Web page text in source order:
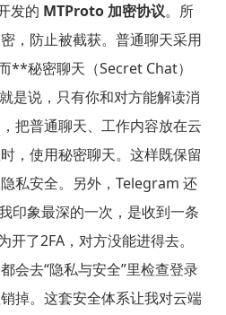
发的 MTProto 加密协议。所
，防止被截获。普通聊天采用
**秘密聊天（Secret Chat）
是说，只有你和对方能解读消
把普通聊天、工作内容放在云
，使用秘密聊天。这样既保留
私安全。另外，Telegram 还
印象最深的一次，是收到一条
开了2FA，对方没能进得去。
会去“隐私与安全”里检查登录
掉。这套安全体系让我对云端